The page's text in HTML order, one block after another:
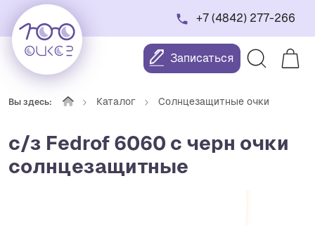
+7 (4842) 277-266
Записаться
Вы здесь: Каталог Солнцезащитные очки
с/з Fedrof 6060 с черн очки
солнцезащитные